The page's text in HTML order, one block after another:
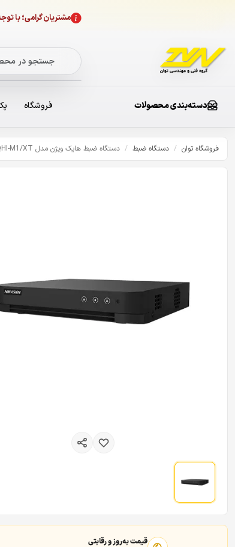
مشتریان گرامی؛ با
دسته‌بندی محصولات فروشگاه
فروشگاه توان / دستگاه ضبط / دستگاه ضبط هایک ویژن مدل iDS-7216HQHI-M1/XT
قیمت به‌روز و رقابتی